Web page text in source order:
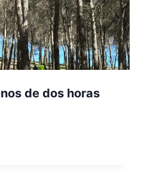
de dos horas